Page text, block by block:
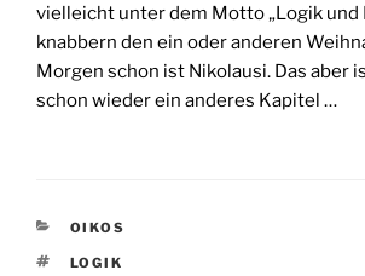
vielleicht unter dem Motto „Logik und
knabbern den ein oder anderen
Morgen schon ist Nikolausi. Das aber
schon wieder ein anderes Kapitel …
KATEGORIEN
OIKOS
SCHLAGWÖRTER
LOGIK